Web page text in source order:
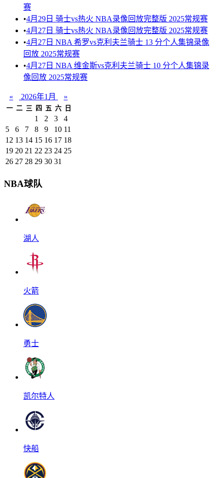
赛
•4月29日 骑士vs热火 NBA录像回放完整版 2025常规赛
•4月27日 骑士vs热火 NBA录像回放完整版 2025常规赛
•4月27日 NBA 希罗vs克利夫兰骑士 13 分个人集锦录像
回放 2025常规赛
•4月27日 NBA 维金斯vs克利夫兰骑士 10 分个人集锦录
像回放 2025常规赛
« 2026年1月 »
一 二 三 四 五 六 日
1 2 3
4
5
6 7 8 9 10 11
12 13 14 15 16 17 18
19 20 21 22 23 24 25
26 27 28 29 30 31
NBA球队
湖人
火箭
勇士
凯尔特人
快船